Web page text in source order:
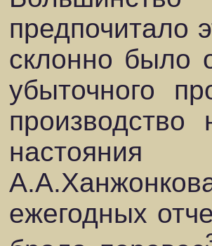
предпочитало
склонно было
убыточного
ежегодных